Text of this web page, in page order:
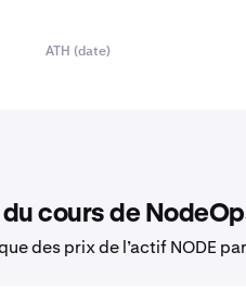
ATH (date)
cours de
des prix de l’actif NODE